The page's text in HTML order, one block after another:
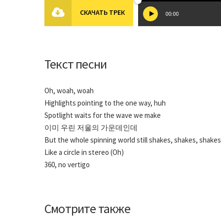
СКАЧАТЬ ТРЕК 00:00
Текст песни
Oh, woah, woah
Highlights pointing to the one way, huh
Spotlight waits for the wave we make
이미 우린 저울의 가운데인데
But the whole spinning world still shakes, shakes, shakes
Like a circle in stereo (Oh)
360, no vertigo
Смотрите также